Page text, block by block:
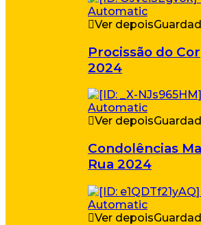
Ver depois
Procissão do
2024
Ver depois
Condolências
Rua 2024
Ver depois